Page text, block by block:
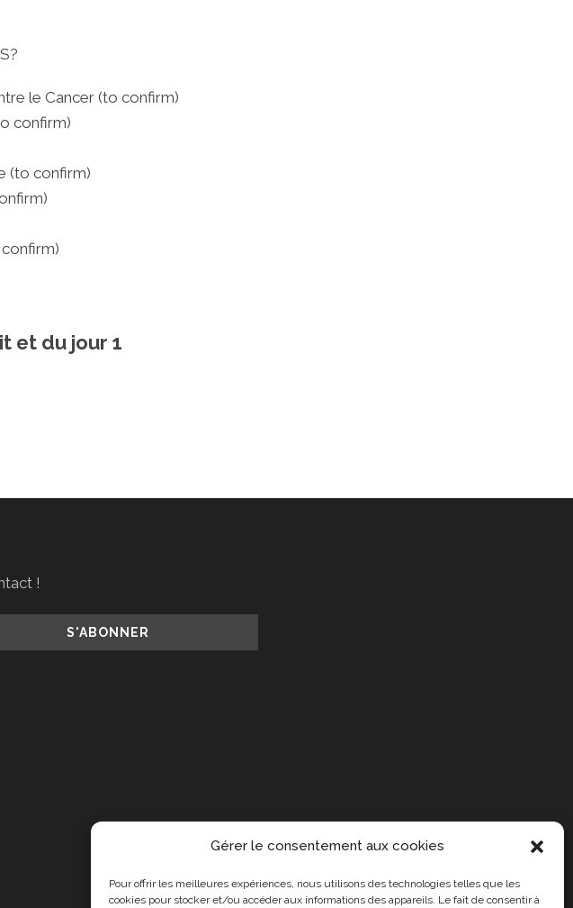
Gérer le consentement aux cookies
Pour offrir les meilleures expériences, nous utilisons des technologies telles que les
cookies pour stocker et/ou accéder aux informations des appareils. Le fait de consentir à
le Cancer (to confirm)
confirm)
(to confirm)
et du jour 1
!